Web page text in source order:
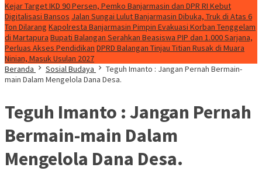
Kejar Target IKD 90 Persen, Pemko Banjarmasin dan DPR RI Kebut
Digitalisasi Bansos Jalan Sungai Lulut Banjarmasin Dibuka, Truk di Atas 6
Ton Dilarang Kapolresta Banjarmasin Pimpin Evakuasi Korban Tenggelam
di Martapura Bupati Balangan Serahkan Beasiswa PIP dan 1.000 Sarjana,
Perluas Akses Pendidikan DPRD Balangan Tinjau Titian Rusak di Muara
Ninian, Masuk Usulan 2027
Beranda
Sosial Budaya
Teguh Imanto : Jangan Pernah Bermain-
main Dalam Mengelola Dana Desa.
Teguh Imanto : Jangan Pernah
Bermain-main Dalam
Mengelola Dana Desa.